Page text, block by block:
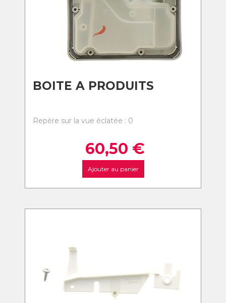
BOITE A PRODUITS
Repère sur la vue éclatée : 0
60,50 €
Ajouter au panier